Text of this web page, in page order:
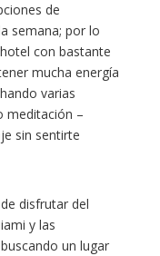
de
semana; por lo
con bastante
mucha energía
varias
meditación –
sin sentirte
disfrutar del
y las
un lugar